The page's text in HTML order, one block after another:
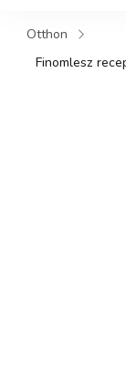
Otthon
Finomlesz